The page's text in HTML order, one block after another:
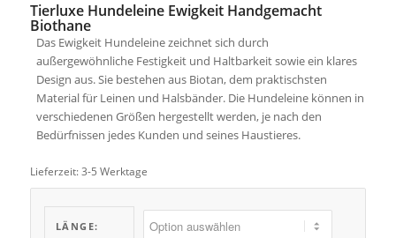
Tierluxe Hundeleine Ewigkeit Handgemacht
Biothane
Das Ewigkeit Hundeleine zeichnet sich durch
außergewöhnliche Festigkeit und Haltbarkeit sowie ein klares
Design aus. Sie bestehen aus Biotan, dem praktischsten
Material für Leinen und Halsbänder. Die Hundeleine können in
verschiedenen Größen hergestellt werden, je nach den
Bedürfnissen jedes Kunden und seines Haustieres.
Lieferzeit: 3-5 Werktage
LÄNGE: